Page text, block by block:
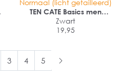
Normaal (licht getailleerd)
TEN CATE Basics men
bamboo viscose T-shirt (1-
pack)
Zwart
19,95
3 4 5